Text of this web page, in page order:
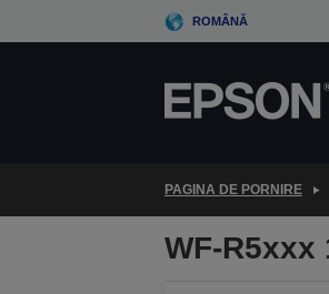
to
ROMÂNĂ
PAGINA DE PORNIRE
WF-R5xxx